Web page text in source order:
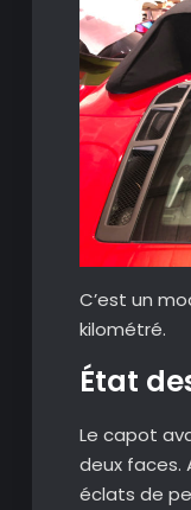
C’est un
kilométré.
État
Le capot
deux faces.
éclats de